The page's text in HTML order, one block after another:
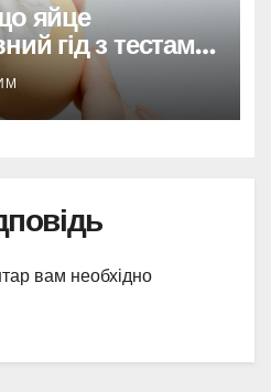
яйце
гід з тестами
вам необхідно